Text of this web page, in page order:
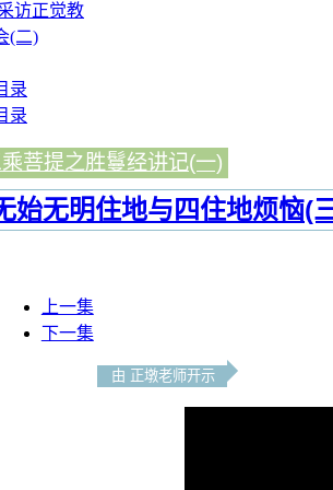
访正觉教
(二)
录
录
菩提之胜鬘经讲记(一)
始无明住地与四住地烦恼(
上一集
下一集
由 正墩老师开示